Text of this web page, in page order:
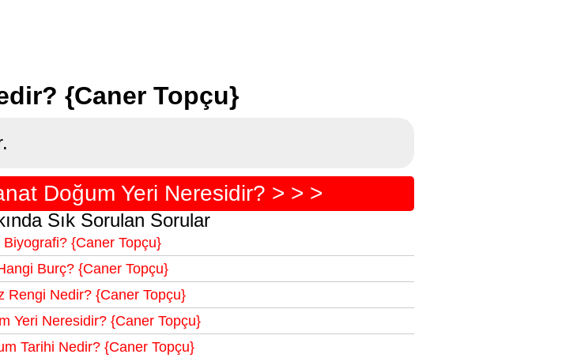
{Caner Topçu}
Doğum Yeri Neresidir? > > >
Sık Sorulan Sorular
{Caner Topçu}
Burç? {Caner Topçu}
Rengi Nedir? {Caner Topçu}
Yeri Neresidir? {Caner Topçu}
Tarihi Nedir? {Caner Topçu}